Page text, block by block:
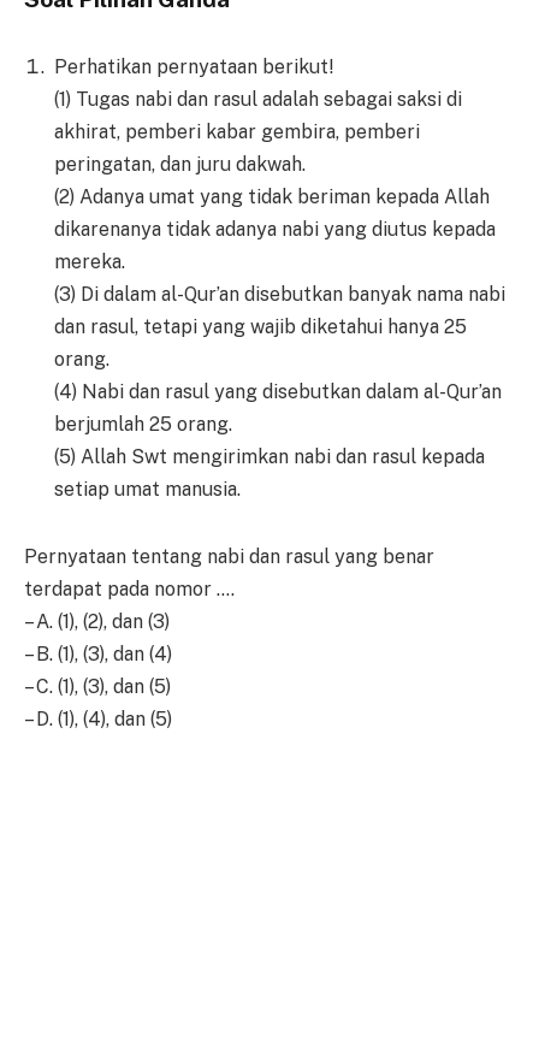
Perhatikan pernyataan berikut!
(1) Tugas nabi dan rasul adalah sebagai saksi di
akhirat, pemberi kabar gembira, pemberi
peringatan, dan juru dakwah.
(2) Adanya umat yang tidak beriman kepada Allah
dikarenanya tidak adanya nabi yang diutus kepada
mereka.
(3) Di dalam al-Qur’an disebutkan banyak nama nabi
dan rasul, tetapi yang wajib diketahui hanya 25
orang.
(4) Nabi dan rasul yang disebutkan dalam al-Qur’an
berjumlah 25 orang.
(5) Allah Swt mengirimkan nabi dan rasul kepada
setiap umat manusia.
Pernyataan tentang nabi dan rasul yang benar
terdapat pada nomor ….
– A. (1), (2), dan (3)
– B. (1), (3), dan (4)
– C. (1), (3), dan (5)
– D. (1), (4), dan (5)